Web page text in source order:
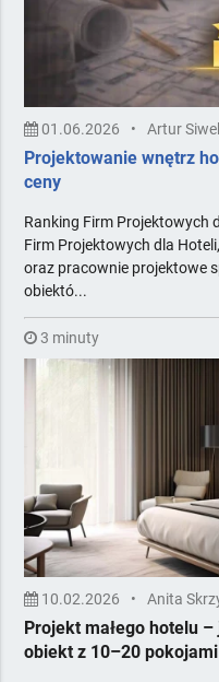
01.06.2026 • Artur
Projektowanie wnętrz
ceny
Ranking Firm Projektowych
Firm Projektowych dla
oraz pracownie projektowe
obiektó...
3 minuty
10.02.2026 • Anita
Projekt małego hotelu
obiekt z 10–20 pokojami